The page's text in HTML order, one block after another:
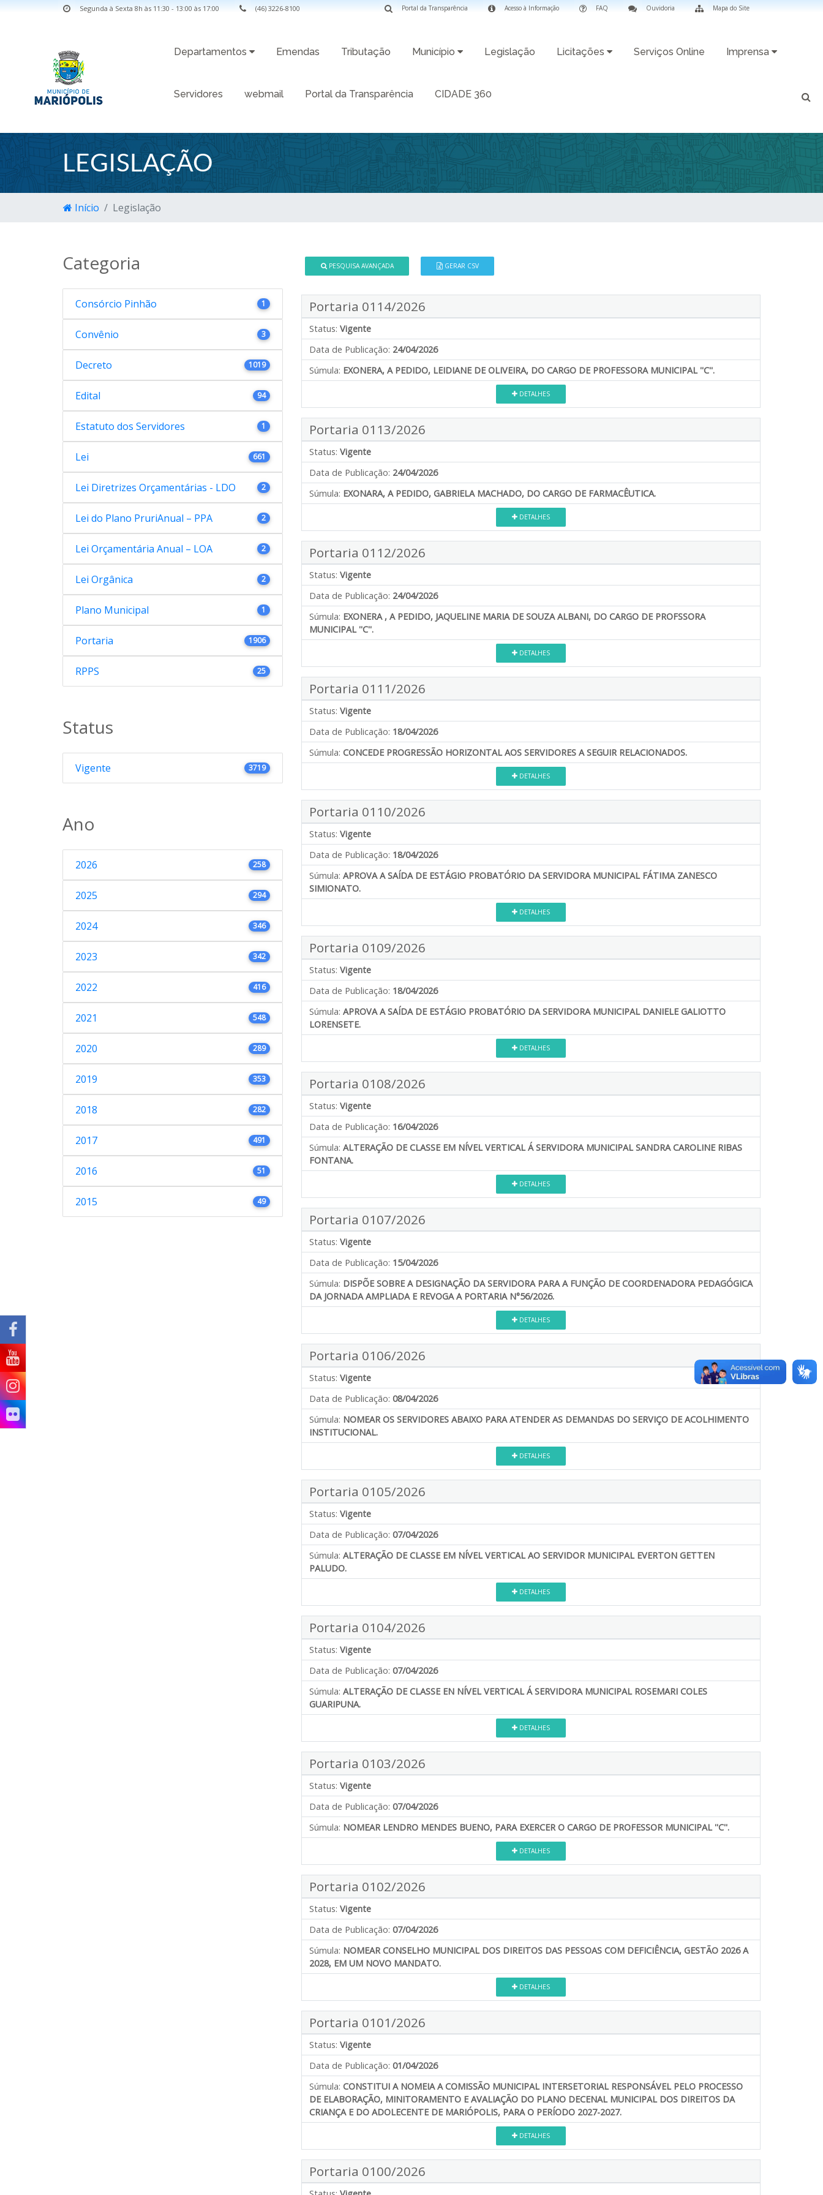
Segunda à Sexta 8h às 11:30 - 13:00 às 17:00 (46) 3226-8100 Mapa do Site
Ouvidoria
FAQ
Acesso à Informação
Portal da Transparência
Departamentos Emendas Tributação Município Legislação Licitações Serviços Online Imprensa
Servidores webmail Portal da Transparência CIDADE 360
LEGISLAÇÃO
Início Legislação
Categoria
Consórcio Pinhão 1
Convênio 3
Decreto 1019
Edital 94
Estatuto dos Servidores 1
Lei 661
Lei Diretrizes Orçamentárias - LDO 2
Lei do Plano PruriAnual – PPA 2
Lei Orçamentária Anual – LOA 2
Lei Orgânica 2
Plano Municipal 1
Portaria 1906
RPPS 25
Status
Vigente 3719
Ano
2026 258
2025 294
2024 346
2023 342
2022 416
2021 548
2020 289
2019 353
2018 282
2017 491
2016 51
2015 49
PESQUISA AVANÇADA GERAR CSV
Portaria 0114/2026
Status: Vigente
Data de Publicação: 24/04/2026
Súmula: EXONERA, A PEDIDO, LEIDIANE DE OLIVEIRA, DO CARGO DE PROFESSORA MUNICIPAL ''C''.
DETALHES
Portaria 0113/2026
Status: Vigente
Data de Publicação: 24/04/2026
Súmula: EXONARA, A PEDIDO, GABRIELA MACHADO, DO CARGO DE FARMACÊUTICA.
DETALHES
Portaria 0112/2026
Status: Vigente
Data de Publicação: 24/04/2026
Súmula: EXONERA , A PEDIDO, JAQUELINE MARIA DE SOUZA ALBANI, DO CARGO DE PROFSSORA
MUNICIPAL ''C''.
DETALHES
Portaria 0111/2026
Status: Vigente
Data de Publicação: 18/04/2026
Súmula: CONCEDE PROGRESSÃO HORIZONTAL AOS SERVIDORES A SEGUIR RELACIONADOS.
DETALHES
Portaria 0110/2026
Status: Vigente
Data de Publicação: 18/04/2026
Súmula: APROVA A SAÍDA DE ESTÁGIO PROBATÓRIO DA SERVIDORA MUNICIPAL FÁTIMA ZANESCO
SIMIONATO.
DETALHES
Portaria 0109/2026
Status: Vigente
Data de Publicação: 18/04/2026
Súmula: APROVA A SAÍDA DE ESTÁGIO PROBATÓRIO DA SERVIDORA MUNICIPAL DANIELE GALIOTTO
LORENSETE.
DETALHES
Portaria 0108/2026
Status: Vigente
Data de Publicação: 16/04/2026
Súmula: ALTERAÇÃO DE CLASSE EM NÍVEL VERTICAL Á SERVIDORA MUNICIPAL SANDRA CAROLINE RIBAS
FONTANA.
DETALHES
Portaria 0107/2026
Status: Vigente
Data de Publicação: 15/04/2026
Súmula: DISPÕE SOBRE A DESIGNAÇÃO DA SERVIDORA PARA A FUNÇÃO DE COORDENADORA PEDAGÓGICA
DA JORNADA AMPLIADA E REVOGA A PORTARIA N°56/2026.
DETALHES
Portaria 0106/2026
Status: Vigente
Data de Publicação: 08/04/2026
Súmula: NOMEAR OS SERVIDORES ABAIXO PARA ATENDER AS DEMANDAS DO SERVIÇO DE ACOLHIMENTO
INSTITUCIONAL.
DETALHES
Portaria 0105/2026
Status: Vigente
Data de Publicação: 07/04/2026
Súmula: ALTERAÇÃO DE CLASSE EM NÍVEL VERTICAL AO SERVIDOR MUNICIPAL EVERTON GETTEN
PALUDO.
DETALHES
Portaria 0104/2026
Status: Vigente
Data de Publicação: 07/04/2026
Súmula: ALTERAÇÃO DE CLASSE EN NÍVEL VERTICAL Á SERVIDORA MUNICIPAL ROSEMARI COLES
GUARIPUNA.
DETALHES
Portaria 0103/2026
Status: Vigente
Data de Publicação: 07/04/2026
Súmula: NOMEAR LENDRO MENDES BUENO, PARA EXERCER O CARGO DE PROFESSOR MUNICIPAL ''C''.
DETALHES
Portaria 0102/2026
Status: Vigente
Data de Publicação: 07/04/2026
Súmula: NOMEAR CONSELHO MUNICIPAL DOS DIREITOS DAS PESSOAS COM DEFICIÊNCIA, GESTÃO 2026 A
2028, EM UM NOVO MANDATO.
DETALHES
Portaria 0101/2026
Status: Vigente
Data de Publicação: 01/04/2026
Súmula: CONSTITUI A NOMEIA A COMISSÃO MUNICIPAL INTERSETORIAL RESPONSÁVEL PELO PROCESSO
DE ELABORAÇÃO, MINITORAMENTO E AVALIAÇÃO DO PLANO DECENAL MUNICIPAL DOS DIREITOS DA
CRIANÇA E DO ADOLECENTE DE MARIÓPOLIS, PARA O PERÍODO 2027-2027.
DETALHES
Portaria 0100/2026